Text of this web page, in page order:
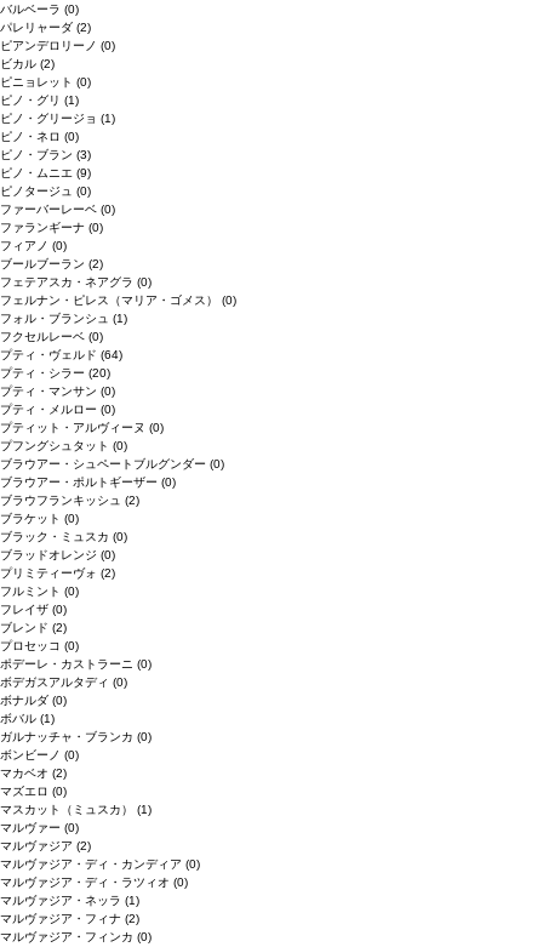
バルベーラ (0)
パレリャーダ (2)
ピアンデロリーノ (0)
ビカル (2)
ピニョレット (0)
ピノ・グリ (1)
ピノ・グリージョ (1)
ピノ・ネロ (0)
ピノ・ブラン (3)
ピノ・ムニエ (9)
ピノタージュ (0)
ファーバーレーベ (0)
ファランギーナ (0)
フィアノ (0)
ブールブーラン (2)
フェテアスカ・ネアグラ (0)
フェルナン・ピレス（マリア・ゴメス） (0)
フォル・ブランシュ (1)
フクセルレーベ (0)
プティ・ヴェルド (64)
プティ・シラー (20)
プティ・マンサン (0)
プティ・メルロー (0)
プティット・アルヴィーヌ (0)
プフングシュタット (0)
ブラウアー・シュペートブルグンダー (0)
ブラウアー・ポルトギーザー (0)
ブラウフランキッシュ (2)
ブラケット (0)
ブラック・ミュスカ (0)
ブラッドオレンジ (0)
プリミティーヴォ (2)
フルミント (0)
フレイザ (0)
ブレンド (2)
プロセッコ (0)
ポデーレ・カストラーニ (0)
ボデガスアルタディ (0)
ボナルダ (0)
ボバル (1)
ガルナッチャ・ブランカ (0)
ボンビーノ (0)
マカベオ (2)
マズエロ (0)
マスカット（ミュスカ） (1)
マルヴァー (0)
マルヴァジア (2)
マルヴァジア・ディ・カンディア (0)
マルヴァジア・ディ・ラツィオ (0)
マルヴァジア・ネッラ (1)
マルヴァジア・フィナ (2)
マルヴァジア・フィンカ (0)